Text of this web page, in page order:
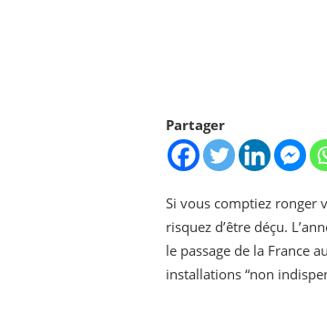
Partager
Si vous comptiez ronger
risquez d’être déçu.
le passage de la France
installations “non